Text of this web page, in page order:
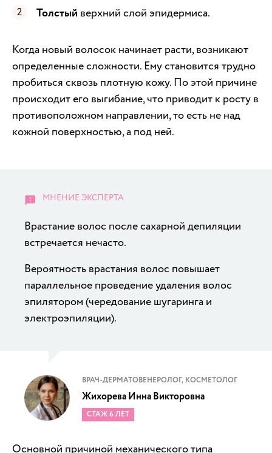
Толстый верхний слой эпидермиса.
Когда новый волосок начинает расти, возникают
определенные сложности. Ему становится трудно
пробиться сквозь плотную кожу. По этой причине
происходит его выгибание, что приводит к росту в
противоположном направлении, то есть не над
кожной поверхностью, а под ней.
Врастание волос после сахарной депиляции
встречается нечасто.
Вероятность врастания волос повышает
параллельное проведение удаления волос
эпилятором (чередование шугаринга и
электроэпиляции).
ВРАЧ-ДЕРМАТОВЕНЕРОЛОГ, КОСМЕТОЛОГ
Жихорева Инна Викторовна
СТАЖ 6 ЛЕТ
Основной причиной механического типа